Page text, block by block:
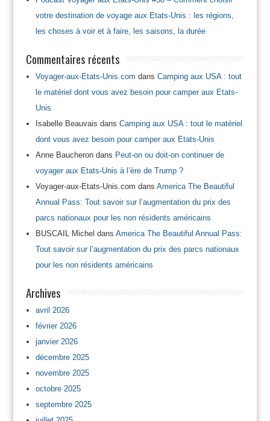
votre destination de voyage aux Etats-Unis : les régions,
les choses à voir et à faire, les saisons, la durée
Commentaires récents
Voyager-aux-Etats-Unis.com dans Camping aux USA : tout
le matériel dont vous avez besoin pour camper aux Etats-
Unis
Isabelle Beauvais dans Camping aux USA : tout le matériel
dont vous avez besoin pour camper aux Etats-Unis
Anne Baucherondans Peut-on ou doit-on continuer de
voyager aux Etats-Unis à l’ère de Trump ?
Voyager-aux-Etats-Unis.com dans America The Beautiful
Annual Pass: Tout savoir sur l’augmentation du prix des
parcs nationaux pour les non résidents américains
BUSCAIL Michel dans America The Beautiful Annual Pass:
Tout savoir sur l’augmentation du prix des parcs nationaux
pour les non résidents américains
Archives
avril 2026
février 2026
janvier 2026
décembre 2025
novembre 2025
octobre 2025
septembre 2025